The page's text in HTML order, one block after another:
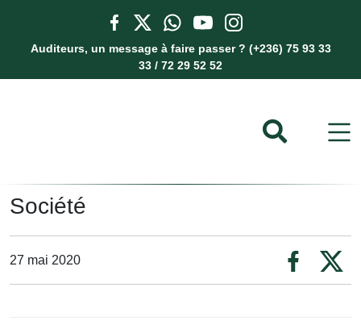
Auditeurs, un message à faire passer ? (+236) 75 93 33
33 / 72 29 52 52
Société
27 mai 2020